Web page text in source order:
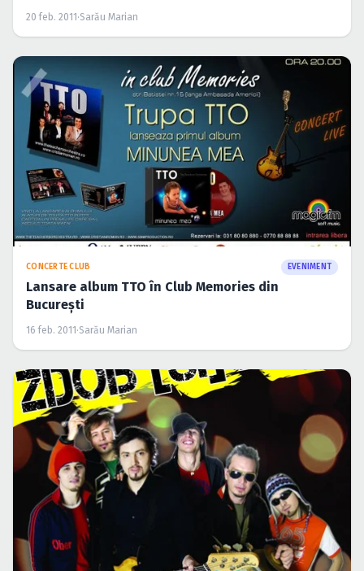
20 feb. 2011 ·Sarău Marian
CONCERTE CLUB EVENIMENT
Lansare album TTO în Club Memories din
Bucureşti
16 feb. 2011 ·Sarău Marian